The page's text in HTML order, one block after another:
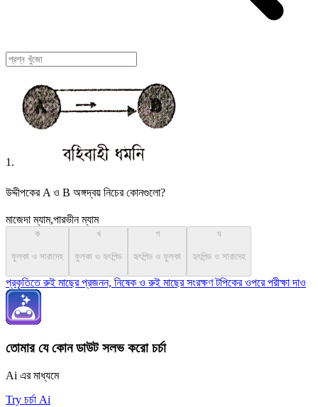
1.
উদ্দীপকের A ও B অঙ্গদ্বয় নিচের কোনগুলো?
মাজেদা ম্যাম,পারভীন ম্যাম
ক
ফুলকা ও সারাদেহ
খ
ফুলকা ও হৃৎপিন্ড
গ
হৃৎপিন্ড ও ফুলকা
ঘ
হৃৎপিন্ড ও সারাদেহ
প্রকৃতিতে রুই মাছের প্রজনন, নিষেক ও রুই মাছের সংরক্ষণ টপিকের ওপরে পরীক্ষা দাও
তোমার যে কোন ডাউট সলভ করো চর্চা
Ai এর মাধ্যমে
Try চর্চা Ai